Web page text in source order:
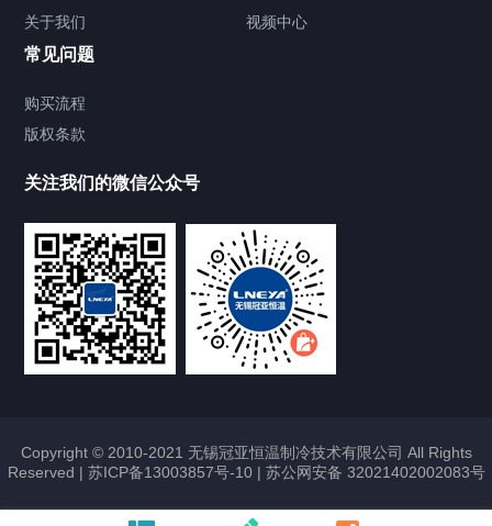
关于我们
视频中心
常见问题
购买流程
版权条款
关注我们的微信公众号
Copyright © 2010-2021 无锡冠亚恒温制冷技术有限公司 All Rights
Reserved | 苏ICP备13003857号-10| 苏公网安备 32021402002083号